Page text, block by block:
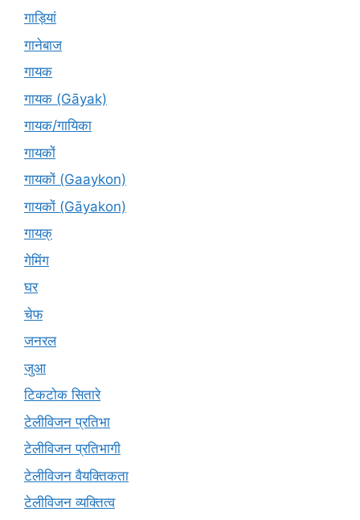
गाड़ियां
गानेबाज
गायक
गायक (Gāyak)
गायक/गायिका
गायकों
गायकों (Gaaykon)
गायकों (Gāyakon)
गायक्
गेमिंग
घर
चेफ
जनरल
जुआ
टिकटोक सितारे
टेलीविजन प्रतिभा
टेलीविजन प्रतिभागी
टेलीविजन वैयक्तिकता
टेलीविजन व्यक्तित्व